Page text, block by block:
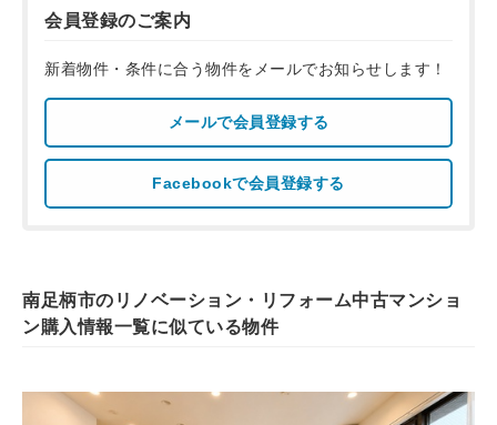
会員登録のご案内
新着物件・条件に合う物件をメールでお知らせします！
メールで会員登録する
Facebookで会員登録する
南足柄市のリノベーション・リフォーム中古マンショ
ン購入情報一覧に似ている物件